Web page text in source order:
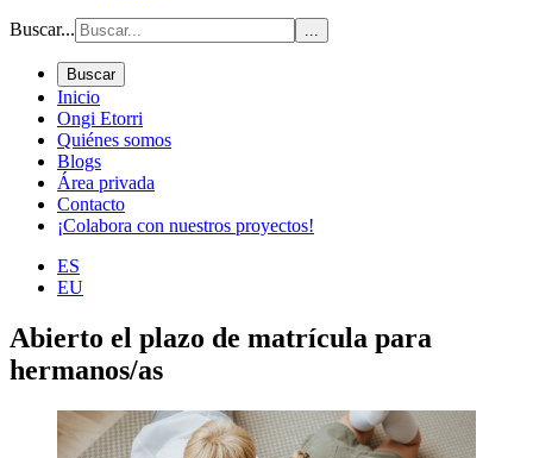
Buscar... ...
Buscar
Inicio
Ongi Etorri
Quiénes somos
Blogs
Área privada
Contacto
¡Colabora con nuestros proyectos!
ES
EU
Abierto el plazo de matrícula para
hermanos/as